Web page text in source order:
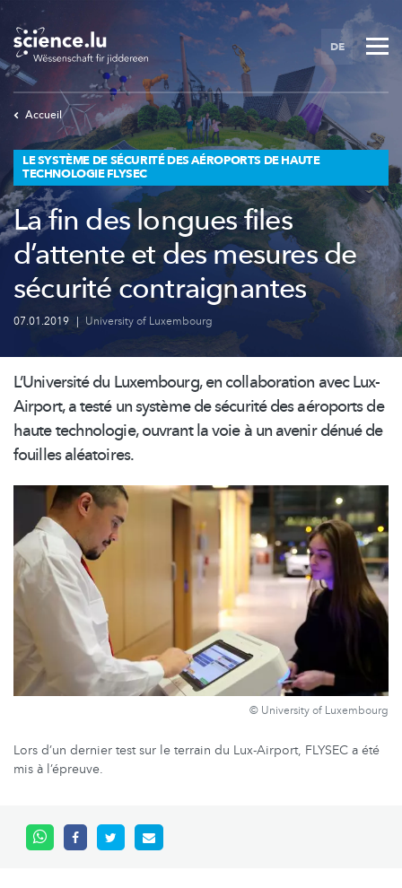
Skip
main
content
DE
Accueil
LE SYSTÈME DE SÉCURITÉ DES AÉROPORTS DE HAUTE
TECHNOLOGIE FLYSEC
La fin des longues files
d’attente et des mesures de
sécurité contraignantes
07.01.2019 | University of Luxembourg
L’Universitédu Luxembourg, en collaboration avec Lux-
Airport, a testé un système de sécurité des aéroports de
haute technologie, ouvrant la voie à un avenir dénué de
fouilles aléatoires.
© University of Luxembourg
Lors d’un dernier test sur le terrain du Lux-Airport, FLYSEC a été
mis à l’épreuve.